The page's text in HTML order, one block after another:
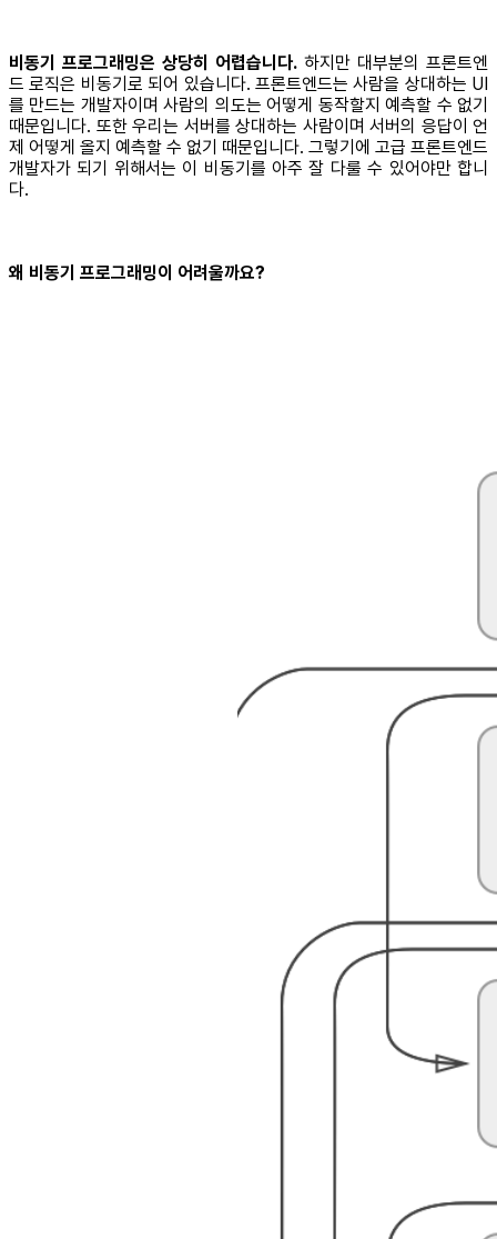
비동기 프로그래밍은 상당히 어렵습니다. 하지만 대부분의 프론트엔
드 로직은 비동기로 되어 있습니다. 프론트엔드는 사람을 상대하는 UI
를 만드는 개발자이며 사람의 의도는 어떻게 동작할지 예측할 수 없기
때문입니다. 또한 우리는 서버를 상대하는 사람이며 서버의 응답이 언
제 어떻게 올지 예측할 수 없기 때문입니다. 그렇기에 고급 프론트엔드
개발자가 되기 위해서는 이 비동기를 아주 잘 다룰 수 있어야만 합니
다.
왜 비동기 프로그래밍이 어려울까요?